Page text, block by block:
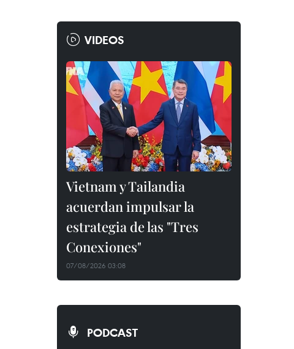
VIDEOS
Vietnam y Tailandia
acuerdan impulsar la
estrategia de las "Tres
Conexiones"
07/08/2026 03:08
PODCAST